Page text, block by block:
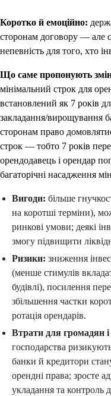
Коротко й емоційно:
сторонам договору — але
непевність для того, хто
Що саме пропонують
мінімальний строк для
встановлений як 7 років
закладання/вирощування
сторонам право
строк — тобто 7 років
орендодавець і орендар
багаторічні насадження
Вигоди: більше
на коротші терміни),
ринкові умови; деякі
змогу підвищити
Ризики: зниження
(менше стимулів
будівлі), посилення
збільшення частки
ротація орендарів.
Втрати для громадян
господарства
банки й кредитори
орендні права; зросте
укладання та контроль